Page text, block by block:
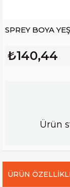
SPREY BOYA
₺140,44
Ürün
ÜRÜN